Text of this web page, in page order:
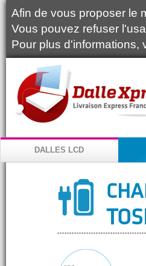
Afin de vous proposer le
Vous pouvez refuser
Pour plus d'informations,
DALLES LCD